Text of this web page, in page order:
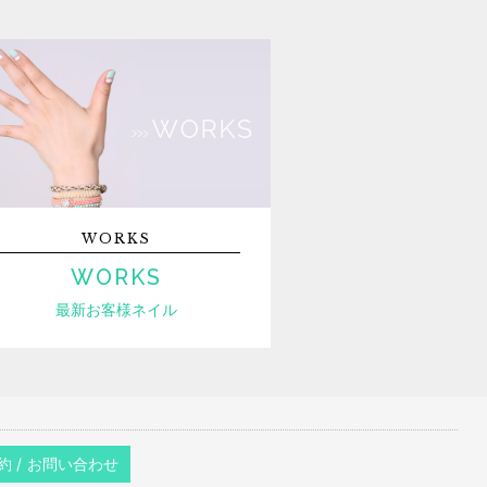
WORKS
WORKS
最新お客様ネイル
/ お問い合わせ